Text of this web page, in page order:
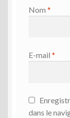
Nom *
E-mail *
dans le